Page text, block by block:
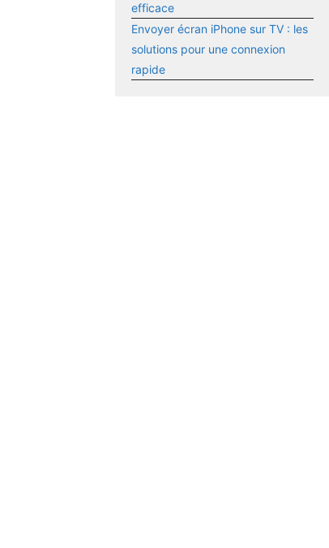
efficace
Envoyer écran iPhone sur TV : les
solutions pour une connexion
rapide